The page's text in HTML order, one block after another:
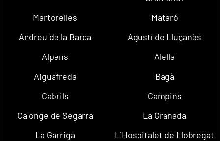
Martorelles
Mataró
Andreu de la Barca
Agustí de Lluçanès
Alpens
Alella
Aiguafreda
Bagà
Cabrils
Campins
Calonge de Segarra
La Granada
La Garriga
L´Hospitalet de Llobregat